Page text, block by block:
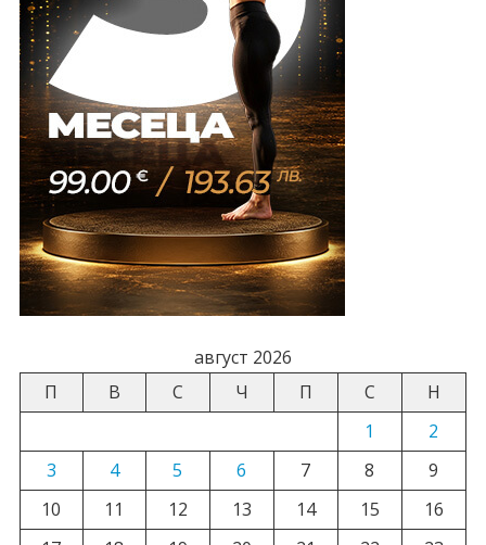
август 2026
П
В С Ч П С
Н
1
2
3
4 5 6 7 8
9
10
11 12 13 14 15
16